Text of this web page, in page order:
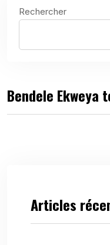
Rechercher
Bendele Ekweya
Articles